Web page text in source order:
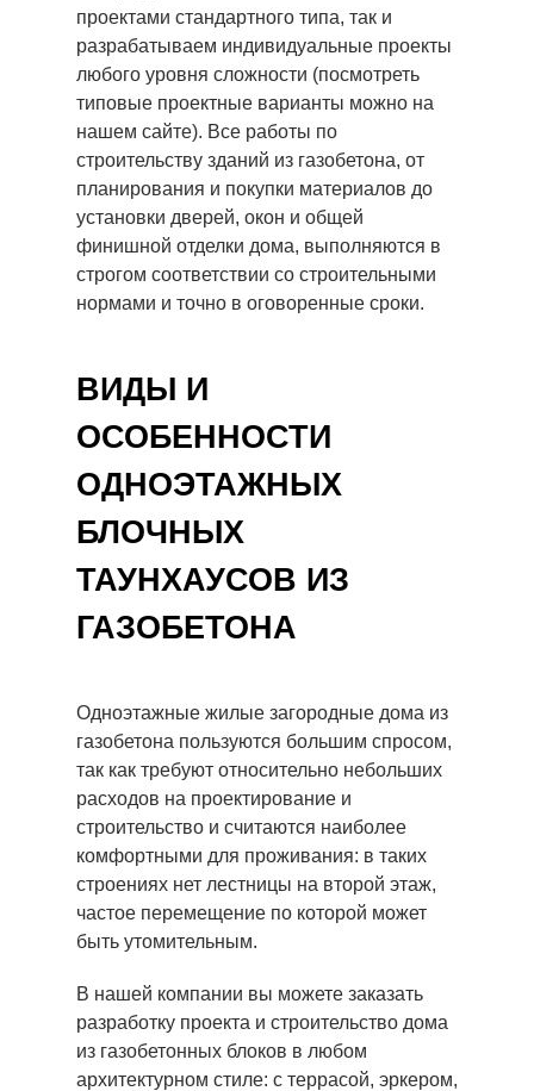
проектами стандартного типа, так и
разрабатываем индивидуальные проекты
любого уровня сложности (посмотреть
типовые проектные варианты можно на
нашем сайте). Все работы по
строительству зданий из газобетона, от
планирования и покупки материалов до
установки дверей, окон и общей
финишной отделки дома, выполняются в
строгом соответствии со строительными
нормами и точно в оговоренные сроки.
ВИДЫ И
ОСОБЕННОСТИ
ОДНОЭТАЖНЫХ
БЛОЧНЫХ
ТАУНХАУСОВ ИЗ
ГАЗОБЕТОНА
Одноэтажные жилые загородные дома из
газобетона пользуются большим спросом,
так как требуют относительно небольших
расходов на проектирование и
строительство и считаются наиболее
комфортными для проживания: в таких
строениях нет лестницы на второй этаж,
частое перемещение по которой может
быть утомительным.
В нашей компании вы можете заказать
разработку проекта и строительство дома
из газобетонных блоков в любом
архитектурном стиле: с террасой, эркером,